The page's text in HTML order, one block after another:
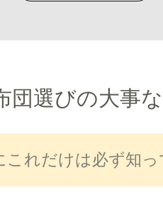
団選びの大事
これだけは必ず知っ